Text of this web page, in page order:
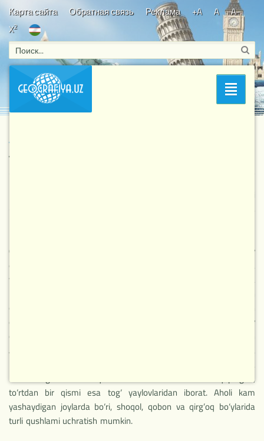
Карта сайта Обратная связь Реклама +A A
A-
X2
НОВОЕ
Bosh sahifa/Yevropa mamlakatlari
Albaniya
Geografik joylashuvi va tabiati.
Bolqon yarimorolining g‘arbiy
qismida, Janubiy-sharqiy Yevropada joylashgan davlat. Shimolda
va shimoli g‘arbda Serbiya va Chernogoriya, sharqda
chegaradosh. G‘arbda Adriatika dengizi, janubi g‘arbda Ion
dengizi suvlari qirg‘oqlarini yuvib turadi. Qirg‘oqbo‘yining markaziy
qismini tekisliklar, hududning qolgan qismini Shimoliy Alban
Alplari, Korabi va Tomori tizmalari egallaydi. Albaniyada
kontinental — O`rta Yer dengizi iqlimi hukm suradi. Albaniya
hududining uchdan bir qismini o’rmonlar va butazorlar qoplagan,
to‘rtdan bir qismi esa tog‘ yaylovlaridan iborat. Aholi kam
yashaydigan joylarda bo‘ri, shoqol, qobon va qirg’oq bo‘ylarida
turli qushlami uchratish mumkin.